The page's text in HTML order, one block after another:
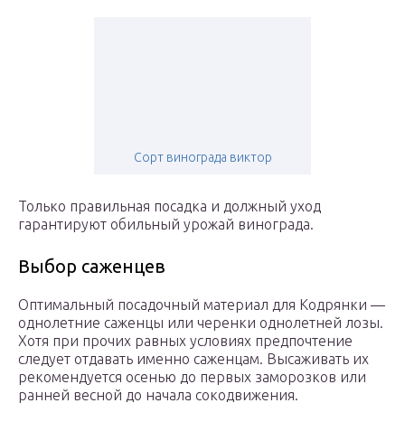
Сорт винограда виктор
Только правильная посадка и должный уход
гарантируют обильный урожай винограда.
Выбор саженцев
Оптимальный посадочный материал для Кодрянки —
однолетние саженцы или черенки однолетней лозы.
Хотя при прочих равных условиях предпочтение
следует отдавать именно саженцам. Высаживать их
рекомендуется осенью до первых заморозков или
ранней весной до начала сокодвижения.